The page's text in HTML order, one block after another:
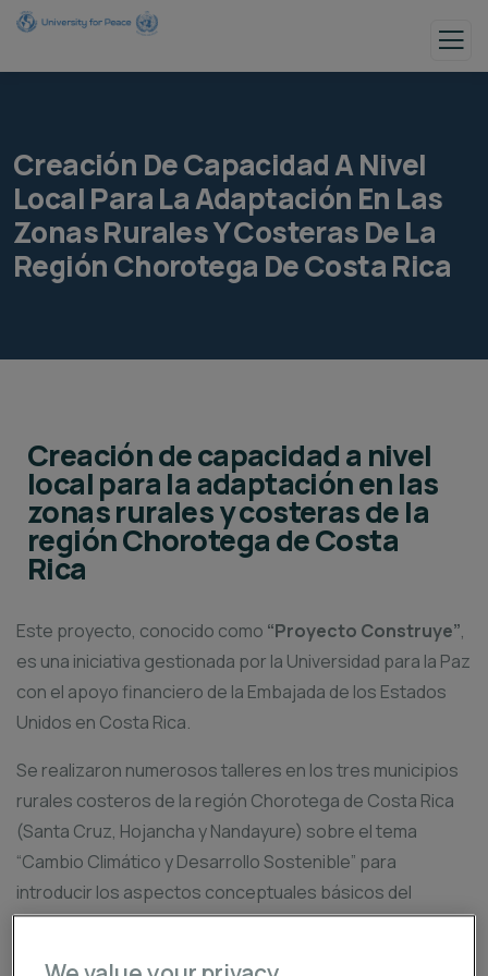
Creación De Capacidad A Nivel
Local Para La Adaptación En Las
Zonas Rurales Y Costeras De La
Región Chorotega De Costa Rica​
Creación de capacidad a nivel
local para la adaptación en las
zonas rurales y costeras de la
región Chorotega de Costa
Rica
Este proyecto, conocido como “Proyecto Construye”,
es una iniciativa gestionada por la Universidad para la Paz
con el apoyo financiero de la Embajada de los Estados
Unidos en Costa Rica.
Se realizaron numerosos talleres en los tres municipios
rurales costeros de la región Chorotega de Costa Rica
(Santa Cruz, Hojancha y Nandayure) sobre el tema
“Cambio Climático y Desarrollo Sostenible” para
introducir los aspectos conceptuales básicos del
cambio climático, el desarrollo sostenible y la adaptación.
Estas actividades tenían como objetivo crear